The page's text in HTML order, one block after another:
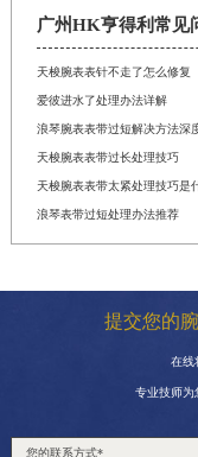
广州HK亨得利常见
天梭腕表表针不走了怎么修复
爱彼进水了处理办法详解
浪琴腕表表带过短解决方法深
天梭腕表表带过长处理技巧
天梭腕表表带太紧处理技巧是
浪琴表带过短处理办法推荐
提交您的
在线
专业技师为